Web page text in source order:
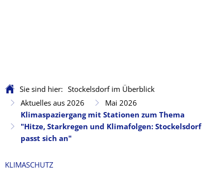
Sie sind hier: Stockelsdorf im Überblick
Aktuelles aus 2026
Mai 2026
Klimaspaziergang mit Stationen zum Thema
"Hitze, Starkregen und Klimafolgen: Stockelsdorf
passt sich an"
KLIMASCHUTZ